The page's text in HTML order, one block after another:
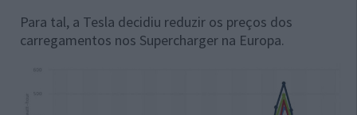
Para tal, a Tesla decidiu reduzir os preços dos
carregamentos nos Supercharger na Europa.